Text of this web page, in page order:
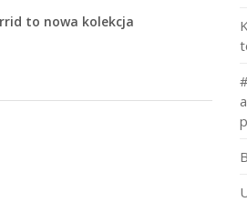
to nowa kolekcja